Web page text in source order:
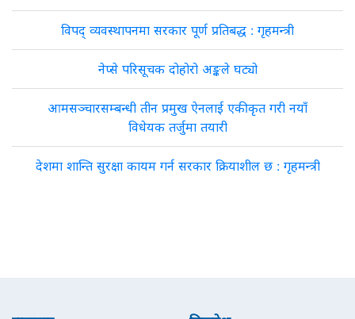
विपद् व्यवस्थापनमा सरकार पूर्ण प्रतिबद्ध : गृहमन्त्री
नेप्से परिसूचक दोहोरो अङ्कले घट्यो
आमसञ्चारसम्बन्धी तीन प्रमुख ऐनलाई एकीकृत गरी नयाँ
विधेयक तर्जुमा तयारी
देशमा शान्ति सुरक्षा कायम गर्न सरकार क्रियाशील छ : गृहमन्त्री